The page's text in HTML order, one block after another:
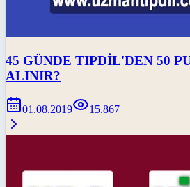
45 GÜNDE TIPDİL'DEN 50
ALINIR?
01.08.2019 15.867